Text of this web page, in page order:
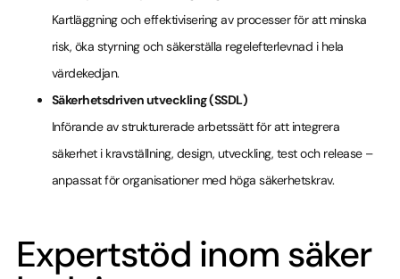
Kartläggning och effektivisering av processer för att minska
risk, öka styrning och säkerställa regelefterlevnad i hela
värdekedjan.
Säkerhetsdriven utveckling (SSDL)
Införande av strukturerade arbetssätt för att integrera
säkerhet i kravställning, design, utveckling, test och release –
anpassat för organisationer med höga säkerhetskrav.
Expertstöd inom säker